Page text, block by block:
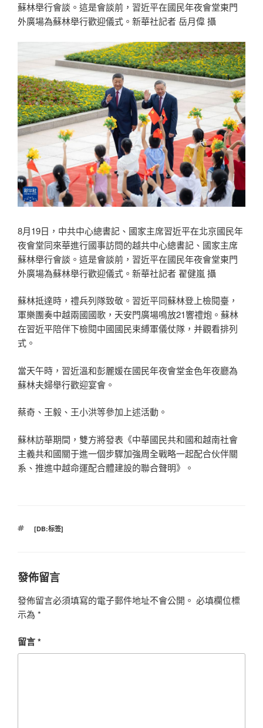
蘇林舉行會談。這是會談前，習近平在國民年夜會堂東門
外廣場為蘇林舉行歡迎儀式。新華社記者 岳月偉 攝
8月19日，中共中心總書記、國家主席習近平在北京國民年
夜會堂同來華進行國事訪問的越共中心總書記、國家主席
蘇林舉行會談。這是會談前，習近平在國民年夜會堂東門
外廣場為蘇林舉行歡迎儀式。新華社記者 翟健嵐 攝
蘇林抵達時，禮兵列隊致敬。習近平同蘇林登上檢閱臺，
軍樂團奏中越兩國國歌，天安門廣場鳴放21響禮炮。蘇林
在習近平陪伴下檢閱中國國民束縛軍儀仗隊，并觀看排列
式。
當天午時，習近溫和彭麗媛在國民年夜會堂金色年夜廳為
蘇林夫婦舉行歡迎宴會。
蔡奇、王毅、王小洪等參加上述活動。
蘇林訪華期間，雙方將發表《中華國民共和國和越南社會
主義共和國關于進一個步驟加強周全戰略一起配合伙伴關
系、推進中越命運配合體建設的聯合聲明》。
標
[DB:标签]
發佈留言
發佈留言必須填寫的電子郵件地址不會公開。 必填欄位標
示為 *
留言*